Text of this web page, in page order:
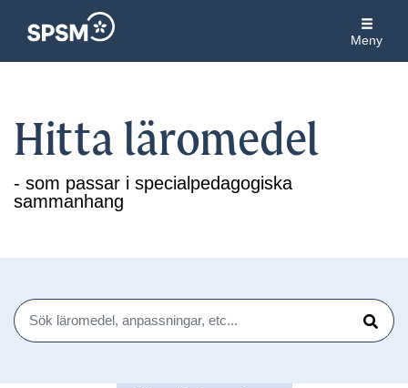
Meny
Hitta läromedel
- som passar i specialpedagogiska
sammanhang
Sök
Sök